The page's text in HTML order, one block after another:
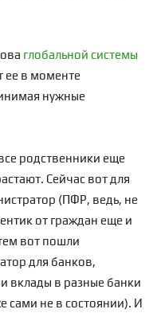
глобальной системы
ее в моменте
нужные
родственники еще
Сейчас вот для
(ПФР, ведь, не
от граждан еще и
вот пошли
для банков,
вклады в разные банки
сами не в состоянии). И